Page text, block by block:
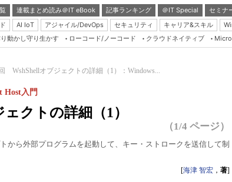
連載まとめ読み＠IT eBook 記事ランキング ＠IT Special セミナ
AI IoT アジャイル/DevOps セキュリティ キャリア&スキル
Server
動かし守り生かす ローコード/ノーコード クラウドネイティブ
WshShellオブジェクトの詳細（1）：Windows...
クトの詳細（1）
Host入門
（1/4 ページ）
から外部プログラムを起動して、キー・ストロークを送信して制
[海津 智宏 ， 著]